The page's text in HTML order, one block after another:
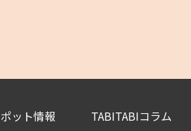
ット情報 TABITABIコラム